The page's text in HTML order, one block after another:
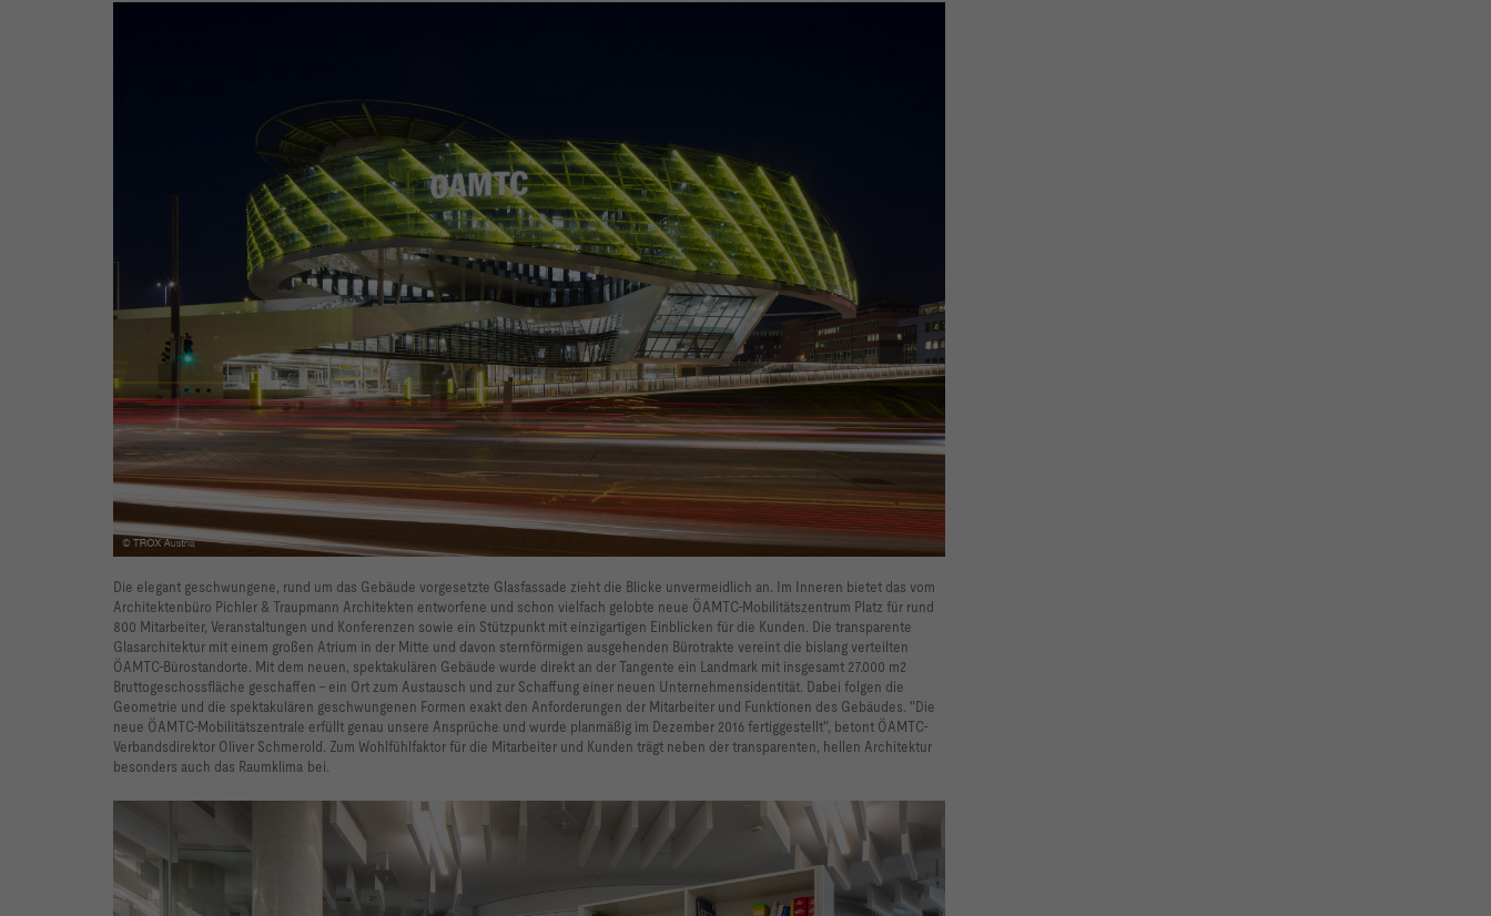
Die elegant geschwungene, rund um das Gebäude vorgesetzte Glasfassade zieht die Blicke unvermeidlich an. Im Inneren bietet das vom
Architektenbüro Pichler & Traupmann Architekten entworfene und schon vielfach gelobte neue ÖAMTC-Mobilitätszentrum Platz für rund
800 Mitarbeiter, Veranstaltungen und Konferenzen sowie ein Stützpunkt mit einzigartigen Einblicken für die Kunden. Die transparente
Glasarchitektur mit einem großen Atrium in der Mitte und davon sternförmigen ausgehenden Bürotrakte vereint die bislang verteilten
ÖAMTC-Bürostandorte. Mit dem neuen, spektakulären Gebäude wurde direkt an der Tangente ein Landmark mit insgesamt 27.000 m2
Bruttogeschossfläche geschaffen - ein Ort zum Austausch und zur Schaffung einer neuen Unternehmensidentität. Dabei folgen die
Geometrie und die spektakulären geschwungenen Formen exakt den Anforderungen der Mitarbeiter und Funktionen des Gebäudes. "Die
neue ÖAMTC-Mobilitätszentrale erfüllt genau unsere Ansprüche und wurde planmäßig im Dezember 2016 fertiggestellt", betont ÖAMTC-
Verbandsdirektor Oliver Schmerold. Zum Wohlfühlfaktor für die Mitarbeiter und Kunden trägt neben der transparenten, hellen Architektur
besonders auch das Raumklima bei.